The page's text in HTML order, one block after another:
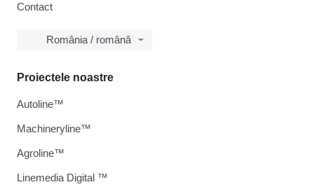
Contact
România / română
Proiectele noastre
Autoline™
Machineryline™
Agroline™
Linemedia Digital ™